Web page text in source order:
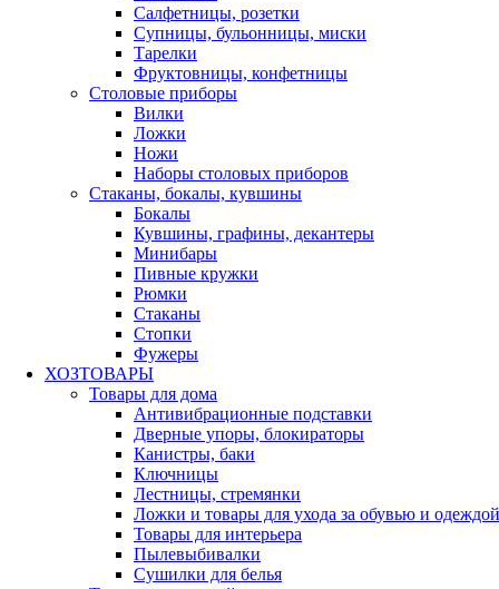
Салфетницы, розетки
Супницы, бульонницы, миски
Тарелки
Фруктовницы, конфетницы
Столовые приборы
Вилки
Ложки
Ножи
Наборы столовых приборов
Стаканы, бокалы, кувшины
Бокалы
Кувшины, графины, декантеры
Минибары
Пивные кружки
Рюмки
Стаканы
Стопки
Фужеры
ХОЗТОВАРЫ
Товары для дома
Антивибрационные подставки
Дверные упоры, блокираторы
Канистры, баки
Ключницы
Лестницы, стремянки
Ложки и товары для ухода за обувью и одеждой
Товары для интерьера
Пылевыбивалки
Сушилки для белья